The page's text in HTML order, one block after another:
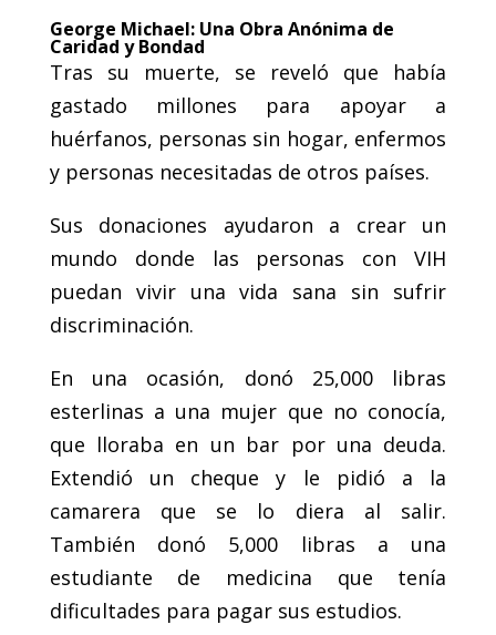
George Michael: Una Obra Anónima de
Caridad y Bondad
Tras su muerte, se reveló que había
gastado millones para apoyar a
huérfanos, personas sin hogar, enfermos
y personas necesitadas de otros países.
Sus donaciones ayudaron a crear un
mundo donde las personas con VIH
puedan vivir una vida sana sin sufrir
discriminación.
En una ocasión, donó 25,000 libras
esterlinas a una mujer que no conocía,
que lloraba en un bar por una deuda.
Extendió un cheque y le pidió a la
camarera que se lo diera al salir.
También donó 5,000 libras a una
estudiante de medicina que tenía
dificultades para pagar sus estudios.